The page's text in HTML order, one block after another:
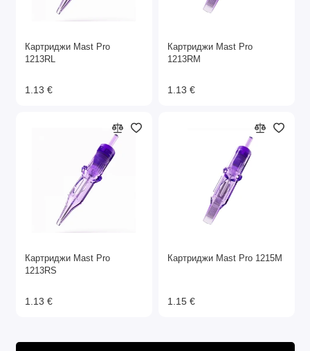
Картриджи Mast Pro
1213RL
1.13 €
Картриджи Mast Pro
1213RM
1.13 €
Картриджи Mast Pro
1213RS
1.13 €
Картриджи Mast Pro 1215M
1.15 €